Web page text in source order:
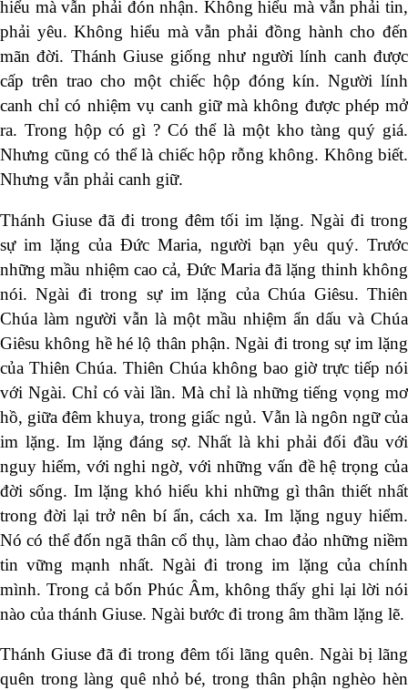
hiểu mà vẫn phải đón nhận. Không hiểu mà vẫn phải tin,
phải yêu. Không hiểu mà vẫn phải đồng hành cho đến
mãn đời. Thánh Giuse giống như người lính canh được
cấp trên trao cho một chiếc hộp đóng kín. Người lính
canh chỉ có nhiệm vụ canh giữ mà không được phép mở
ra. Trong hộp có gì ? Có thể là một kho tàng quý giá.
Nhưng cũng có thể là chiếc hộp rỗng không. Không biết.
Nhưng vẫn phải canh giữ.
Thánh Giuse đã đi trong đêm tối im lặng. Ngài đi trong
sự im lặng của Đức Maria, người bạn yêu quý. Trước
những mầu nhiệm cao cả, Đức Maria đã lặng thinh không
nói. Ngài đi trong sự im lặng của Chúa Giêsu. Thiên
Chúa làm người vẫn là một mầu nhiệm ẩn dấu và Chúa
Giêsu không hề hé lộ thân phận. Ngài đi trong sự im lặng
của Thiên Chúa. Thiên Chúa không bao giờ trực tiếp nói
với Ngài. Chỉ có vài lần. Mà chỉ là những tiếng vọng mơ
hồ, giữa đêm khuya, trong giấc ngủ. Vẫn là ngôn ngữ của
im lặng. Im lặng đáng sợ. Nhất là khi phải đối đầu với
nguy hiểm, với nghi ngờ, với những vấn đề hệ trọng của
đời sống. Im lặng khó hiểu khi những gì thân thiết nhất
trong đời lại trở nên bí ẩn, cách xa. Im lặng nguy hiểm.
Nó có thể đốn ngã thân cổ thụ, làm chao đảo những niềm
tin vững mạnh nhất. Ngài đi trong im lặng của chính
mình. Trong cả bốn Phúc Âm, không thấy ghi lại lời nói
nào của thánh Giuse. Ngài bước đi trong âm thầm lặng lẽ.
Thánh Giuse đã đi trong đêm tối lãng quên. Ngài bị lãng
quên trong làng quê nhỏ bé, trong thân phận nghèo hèn